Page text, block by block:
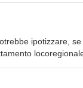
ipotizzare,